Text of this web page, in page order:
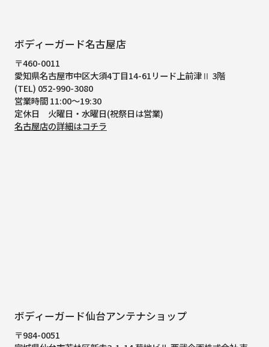
ボディーガード名古屋店
〒460-0011
愛知県名古屋市中区大須4丁目14-61リード上前津Ⅱ 3階
(TEL) 052-990-3080
営業時間 11:00～19:30
定休日 火曜日・水曜日(祝祭日は営業)
名古屋店の詳細はコチラ
ボディーガード仙台アンテナショップ
〒984-0051